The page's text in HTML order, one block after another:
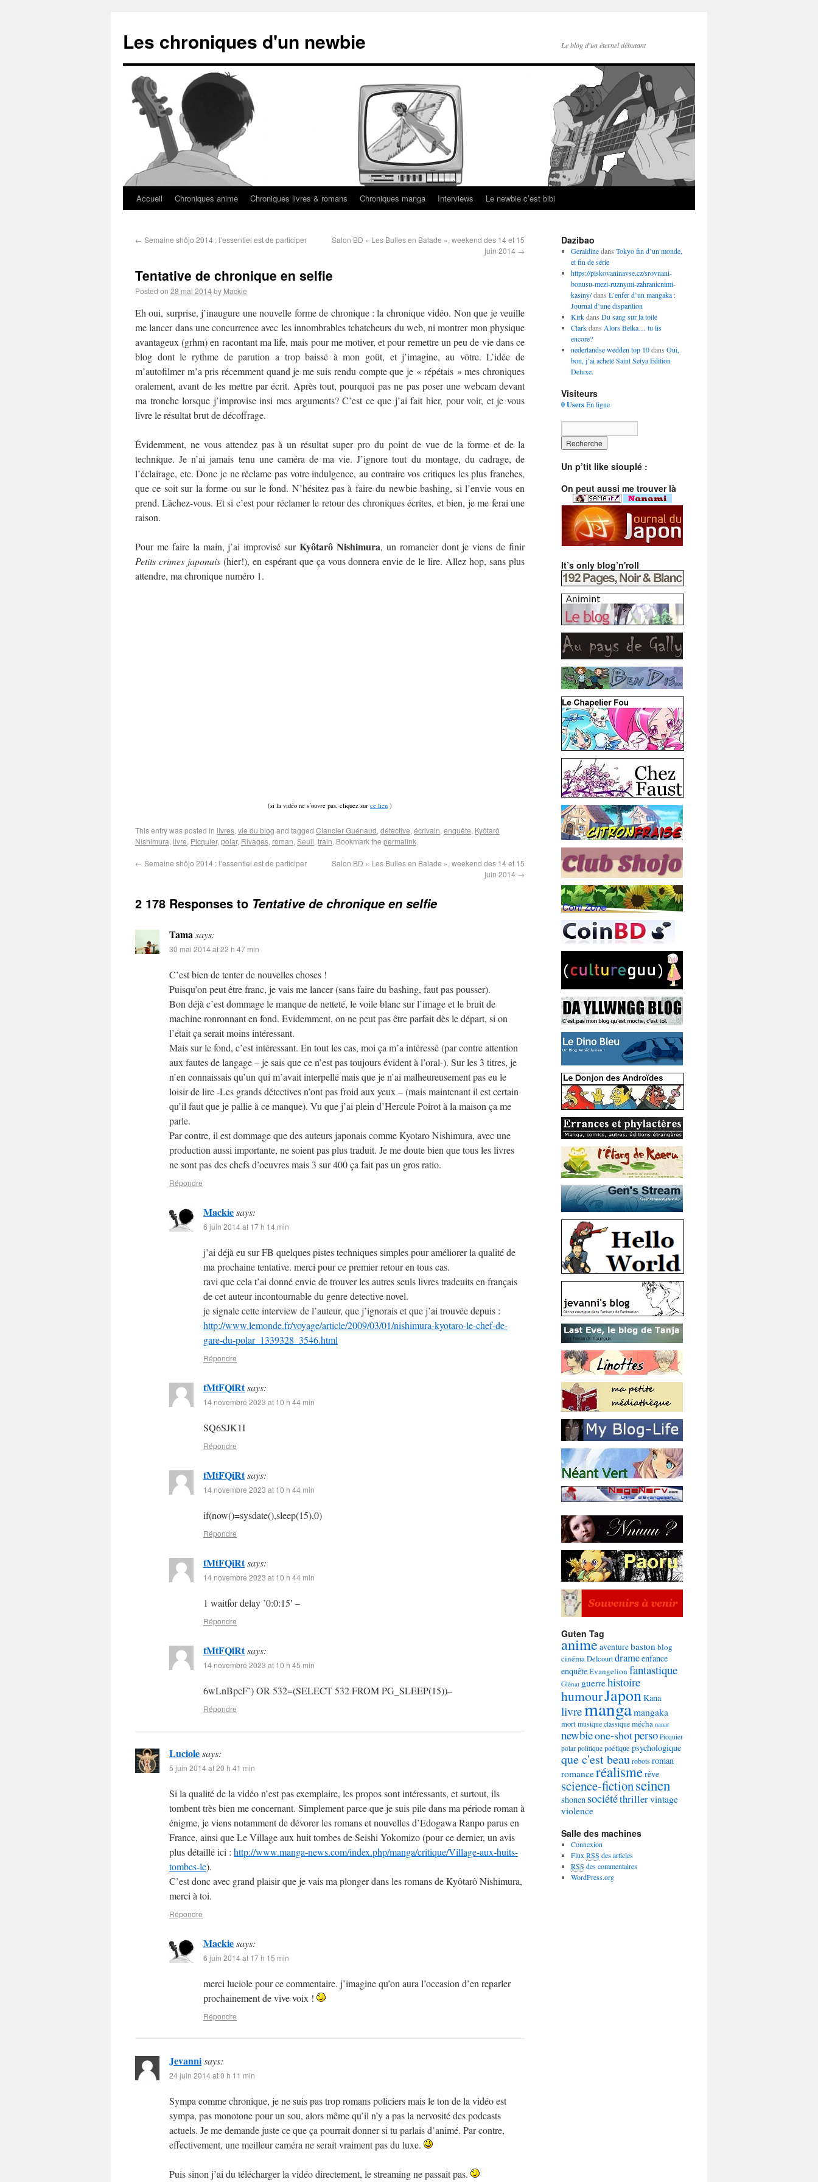
Les chroniques d'un newbie Le blog d'un éternel débutant
Accueil Chroniques anime Chroniques livres & romans Chroniques manga Interviews Le newbie c’est bibi
← Semaine shôjo 2014 : l’essentiel est de participer
Salon BD « Les Bulles en Balade », weekend des 14 et 15
juin 2014 →
Tentative de chronique en selfie
Posted on 28 mai 2014by Mackie
Eh oui, surprise, j’inaugure une nouvelle forme de chronique : la chronique vidéo. Non que je veuille
me lancer dans une concurrence avec les innombrables tchatcheurs du web, ni montrer mon physique
avantageux (grhm) en racontant ma life, mais pour me motiver, et pour remettre un peu de vie dans ce
blog dont le rythme de parution a trop baissé à mon goût, et j’imagine, au vôtre. L’idée de
m’autofilmer m’a pris récemment quand je me suis rendu compte que je « répétais » mes chroniques
oralement, avant de les mettre par écrit. Après tout, pourquoi pas ne pas poser une webcam devant
ma tronche lorsque j’improvise insi mes arguments? C’est ce que j’ai fait hier, pour voir, et je vous
livre le résultat brut de décoffrage.
Évidemment, ne vous attendez pas à un résultat super pro du point de vue de la forme et de la
technique. Je n’ai jamais tenu une caméra de ma vie. J’ignore tout du montage, du cadrage, de
l’éclairage, etc. Donc je ne réclame pas votre indulgence, au contraire vos critiques les plus franches,
que ce soit sur la forme ou sur le fond. N’hésitez pas à faire du newbie bashing, si l’envie vous en
prend. Lâchez-vous. Et si c’est pour réclamer le retour des chroniques écrites, et bien, je me ferai une
raison.
Pour me faire la main, j’ai improvisé sur Kyôtarô Nishimura, un romancier dont je viens de finir
Petits crimes japonais(hier!), en espérant que ça vous donnera envie de le lire. Allez hop, sans plus
attendre, ma chronique numéro 1.
(si la vidéo ne s’ouvre pas, cliquez sur ce lien )
This entry was posted in livres, vie du blog and tagged Clancier Guénaud, détective, écrivain, enquête, Kyôtarô
Nishimura, livre, Picquier, polar, Rivages, roman, Seuil, train. Bookmark the permalink.
← Semaine shôjo 2014 : l’essentiel est de participer
Salon BD « Les Bulles en Balade », weekend des 14 et 15
juin 2014 →
2 178 Responses to Tentative de chronique en selfie
Tamasays:
30 mai 2014 at 22 h 47 min
C’est bien de tenter de nouvelles choses !
Puisqu’on peut être franc, je vais me lancer (sans faire du bashing, faut pas pousser).
Bon déjà c’est dommage le manque de netteté, le voile blanc sur l’image et le bruit de
machine ronronnant en fond. Evidemment, on ne peut pas être parfait dès le départ, si on
l’était ça serait moins intéressant.
Mais sur le fond, c’est intéressant. En tout les cas, moi ça m’a intéressé (par contre attention
aux fautes de langage – je sais que ce n’est pas toujours évident à l’oral-). Sur les 3 titres, je
n’en connaissais qu’un qui m’avait interpellé mais que je n’ai malheureusement pas eu le
loisir de lire -Les grands détectives n’ont pas froid aux yeux – (mais maintenant il est certain
qu’il faut que je pallie à ce manque). Vu que j’ai plein d’Hercule Poirot à la maison ça me
parle.
Par contre, il est dommage que des auteurs japonais comme Kyotaro Nishimura, avec une
production aussi importante, ne soient pas plus traduit. Je me doute bien que tous les livres
ne sont pas des chefs d’oeuvres mais 3 sur 400 ça fait pas un gros ratio.
Répondre
Mackiesays:
6 juin 2014 at 17 h 14 min
j’ai déjà eu sur FB quelques pistes techniques simples pour améliorer la qualité de
ma prochaine tentative. merci pour ce premier retour en tous cas.
ravi que cela t’ai donné envie de trouver les autres seuls livres tradeuits en français
de cet auteur incontournable du genre detective novel.
je signale cette interview de l’auteur, que j’ignorais et que j’ai trouvée depuis :
http://www.lemonde.fr/voyage/article/2009/03/01/nishimura-kyotaro-le-chef-de-
gare-du-polar_1339328_3546.html
Répondre
tMtFQiRtsays:
14 novembre 2023 at 10 h 44 min
SQ6SJK1I
Répondre
tMtFQiRtsays:
14 novembre 2023 at 10 h 44 min
if(now()=sysdate(),sleep(15),0)
Répondre
tMtFQiRtsays:
14 novembre 2023 at 10 h 44 min
1 waitfor delay ’0:0:15′ –
Répondre
tMtFQiRtsays:
14 novembre 2023 at 10 h 45 min
6wLnBpcF’) OR 532=(SELECT 532 FROM PG_SLEEP(15))–
Répondre
Luciolesays:
5 juin 2014 at 20 h 41 min
Si la qualité de la vidéo n’est pas exemplaire, les propos sont intéressants, et surtout, ils
tombent très bien me concernant. Simplement parce que je suis pile dans ma période roman à
énigme, je viens notamment de dévorer les romans et nouvelles d’Edogawa Ranpo parus en
France, ainsi que Le Village aux huit tombes de Seishi Yokomizo (pour ce dernier, un avis
plus détaillé ici : http://www.manga-news.com/index.php/manga/critique/Village-aux-huits-
tombes-le).
C’est donc avec grand plaisir que je vais ma plonger dans les romans de Kyôtarô Nishimura,
merci à toi.
Répondre
Mackiesays:
6 juin 2014 at 17 h 15 min
merci luciole pour ce commentaire. j’imagine qu’on aura l’occasion d’en reparler
prochainement de vive voix !
Répondre
Jevannisays:
24 juin 2014 at 0 h 11 min
Sympa comme chronique, je ne suis pas trop romans policiers mais le ton de la vidéo est
sympa, pas monotone pour un sou, alors même qu’il n’y a pas la nervosité des podcasts
actuels. Je me demande juste ce que ça pourrait donner si tu parlais d’animé. Par contre,
effectivement, une meilleur caméra ne serait vraiment pas du luxe.
Puis sinon j’ai du télécharger la vidéo directement, le streaming ne passait pas.
Dazibao
Geraldinedans Tokyo fin d’un monde,
et fin de série
https://piskovaninavse.cz/srovnani-
bonusu-mezi-ruznymi-zahranicnimi-
kasiny/dans L’enfer d’un mangaka :
Journal d’une disparition
Kirkdans Du sang sur la toile
Clarkdans Alors Belka… tu lis
encore?
nederlandse wedden top 10dans Oui,
bon, j’ai acheté Saint Seiya Edition
Deluxe.
Visiteurs
0 UsersEn ligne
Un p’tit like siouplé :
On peut aussi me trouver là
It’s only blog’n'roll
Guten Tag
animeaventurebaston blog
cinémaDelcourtdrameenfance
enquêteEvangelion fantastique
Glénat guerrehistoire
humourJapon Kana
livremangamangaka
mortmusique classiquemécha nanar
newbieone-shotperso Picquier
polar politique poétique psychologique
que c'est beaurobotsroman
romanceréalismerêve
science-fictionseinen
shonen sociététhrillervintage
violence
Salle des machines
Connexion
Flux RSS des articles
RSS des commentaires
WordPress.org